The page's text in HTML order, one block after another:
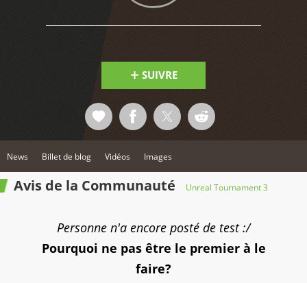
SUIVRE
News Billet de blog Vidéos Images
Avis de la Communauté Unreal Tournament 3
Personne n'a encore posté de test :/
Pourquoi ne pas être le premier à le
faire?